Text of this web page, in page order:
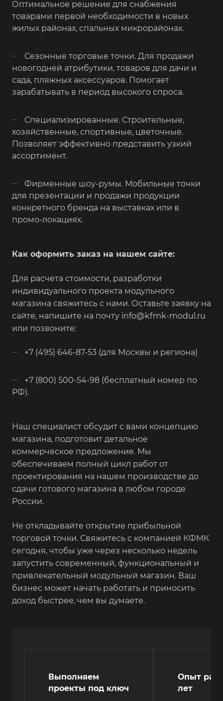
Оптимальное решение для снабжения
товарами первой необходимости в новых
жилых районах, спальных микрорайонах.
Сезонные торговые точки. Для продажи
новогодней атрибутики, товаров для дачи и
сада, пляжных аксессуаров. Помогает
зарабатывать в период высокого спроса.
Специализированные. Строительные,
хозяйственные, спортивные, цветочные.
Позволяет эффективно представить узкий
ассортимент.
Фирменные шоу-румы. Мобильные точки
для презентации и продажи продукции
конкретного бренда на выставках или в
промо-локациях.
Как оформить заказ на нашем сайте:
Для расчета стоимости, разработки
индивидуального проекта модульного
магазина свяжитесь с нами. Оставьте заявку на
сайте, напишите на почту info@kfmk-modul.ru
или позвоните:
+7 (495) 646-87-53 (для Москвы и региона)
+7 (800) 500-54-98 (бесплатный номер по
РФ).
Наш специалист обсудит с вами концепцию
магазина, подготовит детальное
коммерческое предложение. Мы
обеспечиваем полный цикл работ от
проектирования на нашем производстве до
сдачи готового магазина в любом городе
России.
Не откладывайте открытие прибыльной
торговой точки. Свяжитесь с компанией КФМК
сегодня, чтобы уже через несколько недель
запустить современный, функциональный и
привлекательный модульный магазин. Ваш
бизнес может начать работать и приносить
доход быстрее, чем вы думаете.
Выполняем
проекты под ключ
Опыт
лет